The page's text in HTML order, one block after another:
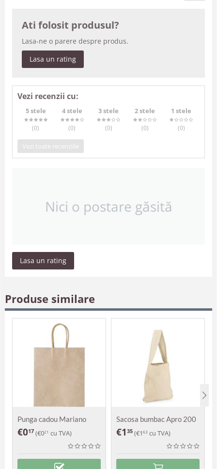
Ati folosit produsul?
Lasa-ne o parere despre produs.
Lasa un rating
Vezi recenzii cu:
5 stele
(0)
4 stele
(0)
3 stele
(0)
2 stele
(0)
1 stele
(0)
Vezi toate recenziile
Nici o postare găsită
Lasa un rating
Produse similare
Punga cadou Mariano
€017 (€021 cu TVA)
Sacosa bumbac Apro 200
g
€1 35 (€1 63 cu TVA)